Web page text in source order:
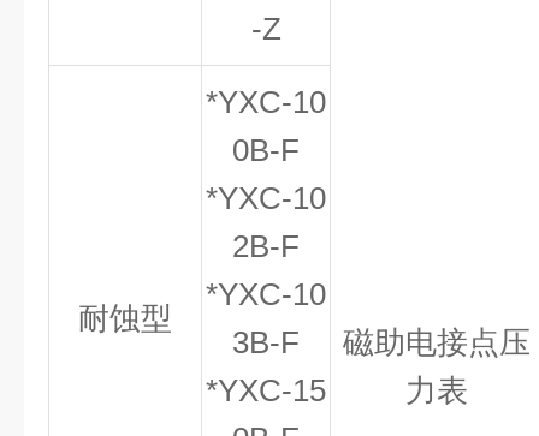
-Z
磁助电接点压
力表
耐蚀型
*YXC-10
0B-F
*YXC-10
2B-F
*YXC-10
3B-F
*YXC-15